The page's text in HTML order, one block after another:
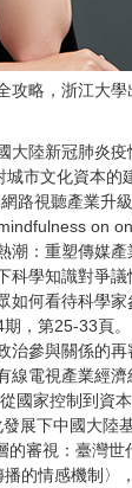
略，浙江大學
陸新冠肺炎疫
市文化資本的
視聽產業升
on
：重塑傳媒
學知識對爭
何看待科學家
，第25-33頁。
參與關係的再
電視產業經
家控制到資
下中國大陸
審視：臺灣世
情感機制〉